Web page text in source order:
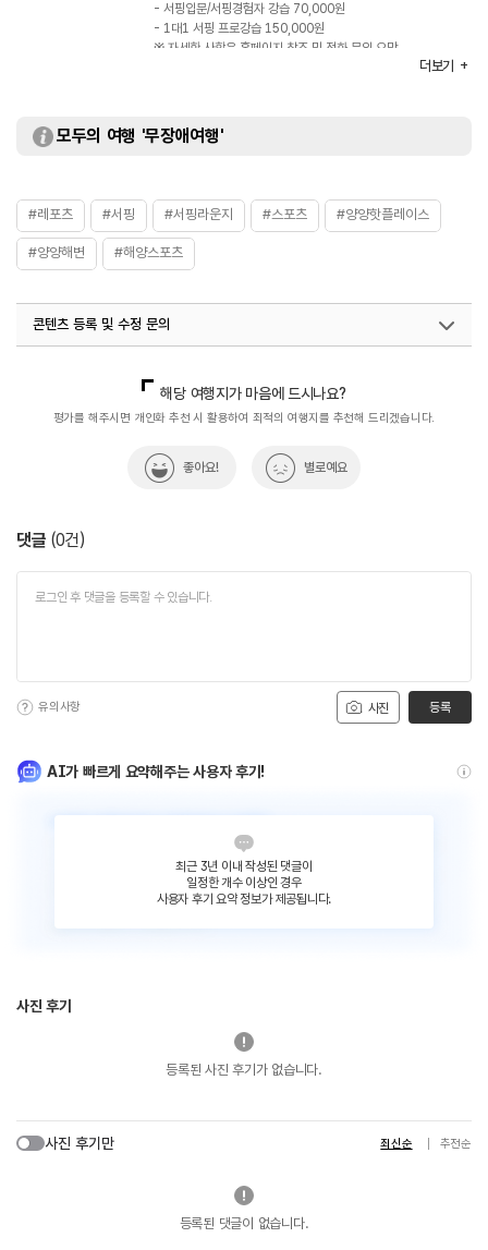
- 서핑입문/서핑경험자 강습 70,000원
- 1대1 서핑 프로강습 150,000원
※ 자세한 사항은 홈페이지 참조 및 전화 문의 요망
더보기
모두의 여행 '무장애여행'
#레포츠 #서핑 #서핑라운지 #스포츠 #양양핫플레이스
#양양해변 #해양스포츠
콘텐츠 등록 및 수정 문의
해당 여행지가 마음에 드시나요?
평가를 해주시면 개인화 추천 시 활용하여 최적의 여행지를 추천해 드리겠습니다.
좋아요! 별로예요
댓글 (0건)
사진
유의사항 등록
AI가 빠르게 요약해주는 사용자 후기!
최근 3년 이내 작성된 댓글이
일정한 개수 이상인 경우
사용자 후기 요약 정보가 제공됩니다.
사진 후기
등록된 사진 후기가 없습니다.
사진 후기만 최신순 추천순
등록된 댓글이 없습니다.